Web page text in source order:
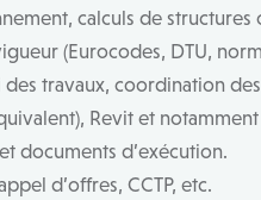
calculs de structures
(Eurocodes, DTU,
travaux, coordination
Revit et
documents d’exécution.
d’offres, CCTP, etc.